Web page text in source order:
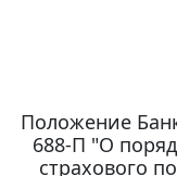
Положение
688-П "О
страхового